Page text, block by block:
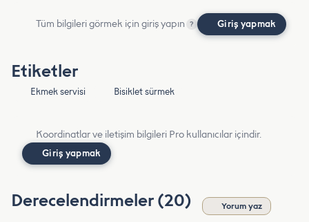
Tüm bilgileri görmek için giriş yapın ? Giriş yapmak
Etiketler
Ekmek servisi Bisiklet sürmek
Koordinatlar ve iletişim bilgileri Pro kullanıcılar içindir.
Giriş yapmak
Derecelendirmeler (20) Yorum yaz